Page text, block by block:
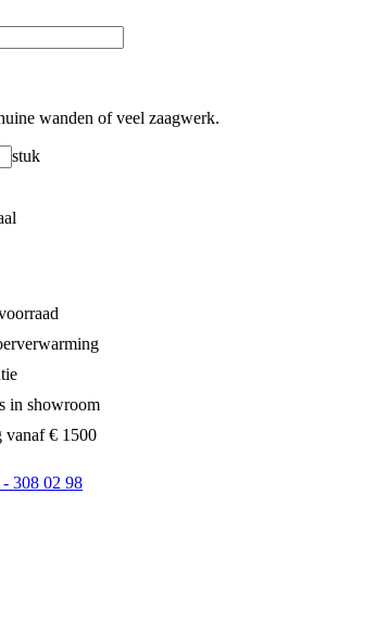
wanden of veel zaagwerk.
stuk
in showroom
vanaf € 1500
308 02 98